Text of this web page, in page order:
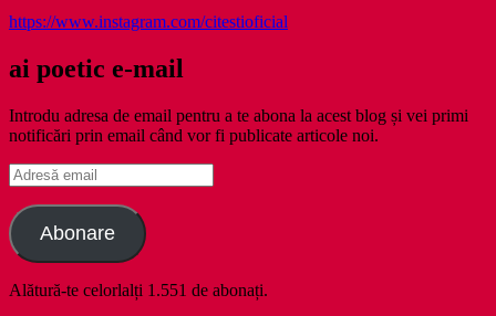
https://www.instagram.com/citestioficial
ai poetic e-mail
Introdu adresa de email pentru a te abona la acest blog și vei primi
notificări prin email când vor fi publicate articole noi.
Adresă
email
Abonare
Alătură-te celorlalți 1.551 de abonați.